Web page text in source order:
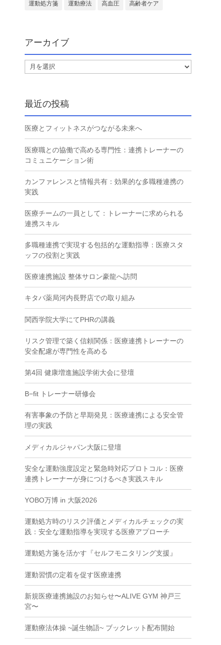
運動処方箋 運動療法 高血圧 高齢者ケア
アーカイブ
ー
イ
ブ
最近の投稿
医療とフィットネスがつながる未来へ
医療職との協働で高める専門性：連携トレーナーの
コミュニケーション術
カンファレンスと情報共有：効果的な多職種連携の
実践
医療チームの一員として：トレーナーに求められる
連携スキル
多職種連携で実現する包括的な運動指導：医療スタ
ッフの役割と実践
医療連携施設 整体サロン豪龍へ訪問
キタバ薬局河内長野店での取り組み
関西学院大学にてPHRの講義
リスク管理で築く信頼関係：医療連携トレーナーの
安全配慮が専門性を高める
第4回 健康増進施設学術大会に登壇
B−fit トレーナー研修会
有害事象の予防と早期発見：医療連携による安全管
理の実践
メディカルジャパン大阪に登壇
安全な運動強度設定と緊急時対応プロトコル：医療
連携トレーナーが身につけるべき実践スキル
YOBO万博 in 大阪2026
運動処方時のリスク評価とメディカルチェックの実
践：安全な運動指導を実現する医療アプローチ
運動処方箋を活かす『セルフモニタリング支援』
運動習慣の定着を促す医療連携
新規医療連携施設のお知らせ〜ALIVE GYM 神戸三
宮〜
運動療法体操 ~誕生物語~ ブックレット配布開始